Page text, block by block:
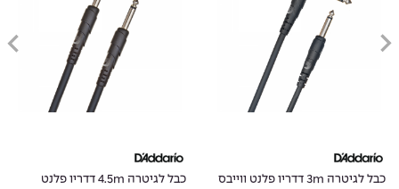
כבל לגיטרה 3m דדריו פלנט ווייבס
כבל לגיטרה 4.5m דדריו פלנט